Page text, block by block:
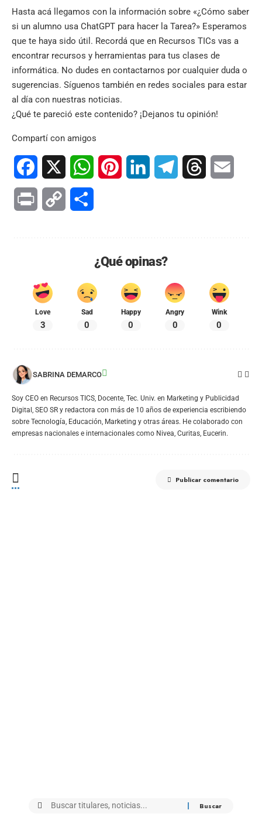
Hasta acá llegamos con la información sobre «¿Cómo saber
si un alumno usa ChatGPT para hacer la Tarea?» Esperamos
que te haya sido útil. Recordá que en Recursos TICs vas a
encontrar recursos y herramientas para tus clases de
informática. No dudes en contactarnos por cualquier duda o
sugerencias. Síguenos también en redes sociales para estar
al día con nuestras noticias.
¿Qué te pareció este contenido? ¡Dejanos tu opinión!
Compartí con amigos
Facebook WhatsAppPinterest LinkedIn TelegramThreads
Print Copy
¿Qué opinas?
Love
3
Sad
0
Happy
0
Angry
0
Wink
0
SABRINA DEMARCO
Soy CEO en Recursos TICS, Docente, Tec. Univ. en Marketing y Publicidad
Digital, SEO SR y redactora con más de 10 años de experiencia escribiendo
sobre Tecnología, Educación, Marketing y otras áreas. He colaborado con
empresas nacionales e internacionales como Nivea, Curitas, Eucerin.
Publicar comentario